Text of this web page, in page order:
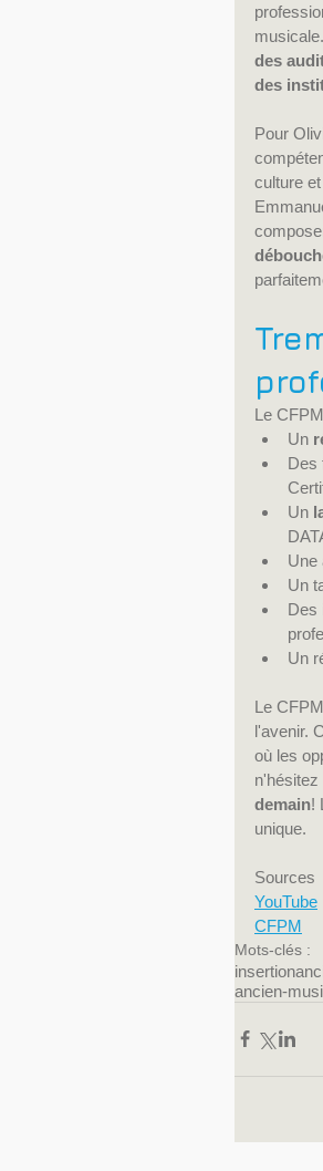
des
des
Pour
culture
Le
Un
Des
Un
Une
Un
Des
Un
Le
l'avenir.
où les
n'hésitez
demain!
unique.
Sources
YouTube
CFPM
Mots-clés :
insertion
ancien-